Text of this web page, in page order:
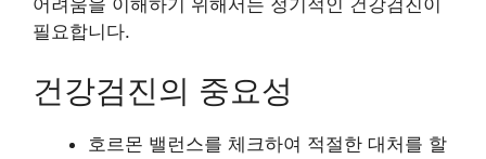
필요합니다.
건강검진의 중요성
호르몬 밸런스를 체크하여 적절한 대처를 할